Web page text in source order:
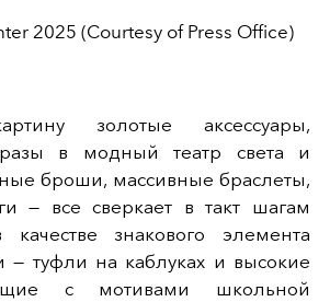
2025 (Courtesy of Press Office)
золотые аксессуары,
в модный театр света и
броши, массивные браслеты,
— все сверкает в такт шагам
знакового элемента
— туфли на каблуках и высокие
с мотивами школьной